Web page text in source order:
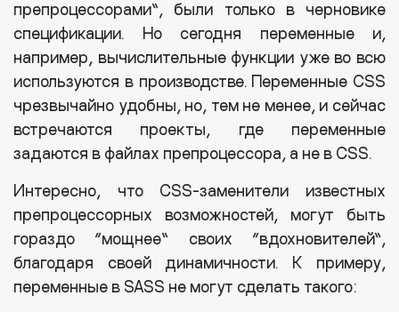
препроцессорами”, были только в черновике
спецификации. Но сегодня переменные и,
например, вычислительные функции уже во всю
используются в производстве. Переменные CSS
чрезвычайно удобны, но, тем не менее, и сейчас
встречаются проекты, где переменные
задаются в файлах препроцессора, а не в CSS.
Интересно, что CSS-заменители известных
препроцессорных возможностей, могут быть
гораздо “мощнее” своих “вдохновителей”,
благодаря своей динамичности. К примеру,
переменные в SASS не могут сделать такого: